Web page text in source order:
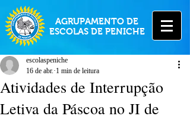
AGRUPAMENTO DE
ESCOLAS DE PENICHE
Atividades de Interrupção
Letiva da Páscoa no JI de
escolaspeniche
16 de abr. 1 min de leitura